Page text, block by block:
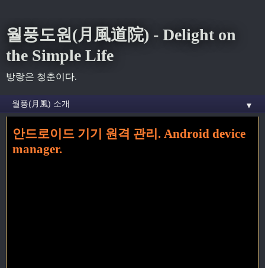
월풍도원(月風道院) - Delight on
the Simple Life
방랑은 청춘이다.
▼
홈» 도난 꼬리가 달린 글
안드로이드 기기 원격 관리. Android device
manager.